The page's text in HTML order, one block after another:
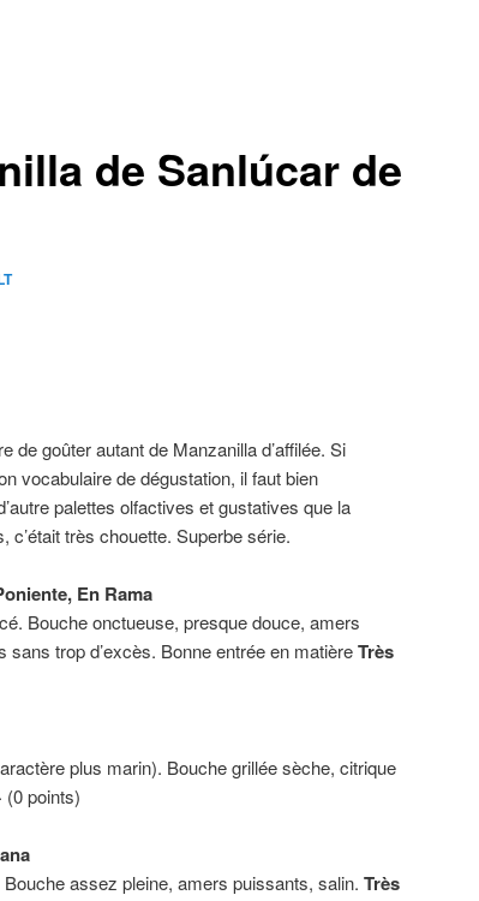
de Sanlúcar de
de goûter autant de Manzanilla d’affilée. Si
vocabulaire de dégustation, il faut bien
palettes olfactives et gustatives que la
c’était très chouette. Superbe série.
En Rama
Bouche onctueuse, presque douce, amers
trop d’excès. Bonne entrée en matièreTrès
plus marin). Bouche grillée sèche, citrique
(0 points)
assez pleine, amers puissants, salin. Très